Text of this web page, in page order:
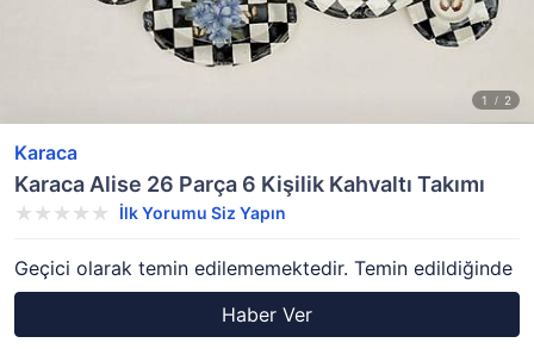
Karaca
Karaca Alise 26 Parça 6 Kişilik Kahvaltı Takımı
İlk Yorumu Siz Yapın
Geçici olarak temin edilememektedir. Temin edildiğinde
Haber Ver